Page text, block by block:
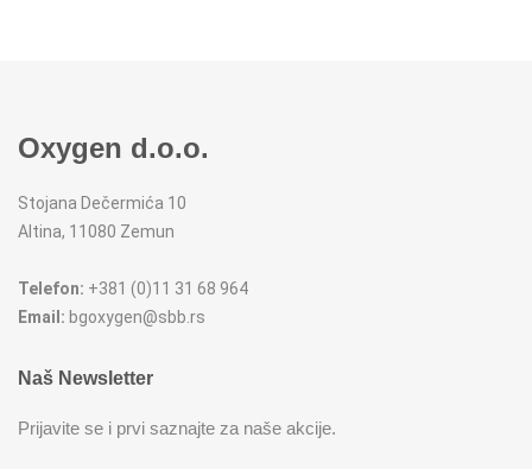
REŠOI
SOKOVNICI
SETOVI ŠERPI
SUŠAČI ZA SUDOVE
Oxygen d.o.o.
Stojana Dečermića 10
Altina, 11080 Zemun
Telefon: +381 (0)11 31 68 964
Email: bgoxygen@sbb.rs
Naš Newsletter
Prijavite se i prvi saznajte za naše akcije.